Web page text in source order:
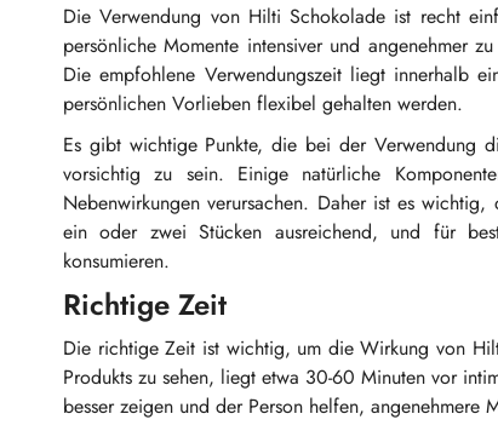
Die Verwendung von Hilti Schokolade ist recht
persönliche Momente intensiver und angenehmer
Die empfohlene Verwendungszeit liegt innerhalb
persönlichen Vorlieben flexibel gehalten werden.
Es gibt wichtige Punkte, die bei der Verwendung
vorsichtig zu sein. Einige natürliche
Nebenwirkungen verursachen. Daher ist es
ein oder zwei Stücken ausreichend, und für
konsumieren.
Richtige Zeit
Die richtige Zeit ist wichtig, um die Wirkung von
Produkts zu sehen, liegt etwa 30-60 Minuten vor
besser zeigen und der Person helfen,